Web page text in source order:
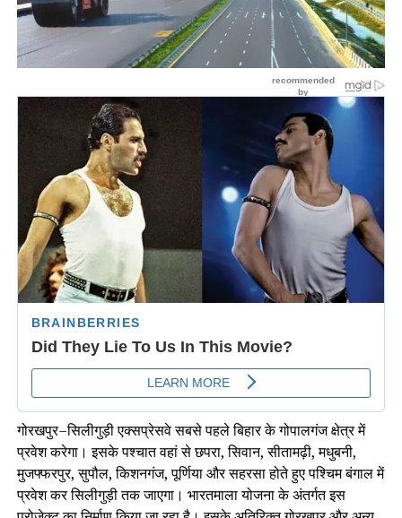
गोरखपुर–सिलीगुड़ी एक्सप्रेसवे सबसे पहले बिहार के गोपालगंज क्षेत्र में
प्रवेश करेगा। इसके पश्चात वहां से छपरा, सिवान, सीतामढ़ी, मधुबनी,
मुजफ्फरपुर, सुपौल, किशनगंज, पूर्णिया और सहरसा होते हुए पश्चिम बंगाल में
प्रवेश कर सिलीगुड़ी तक जाएगा। भारतमाला योजना के अंतर्गत इस